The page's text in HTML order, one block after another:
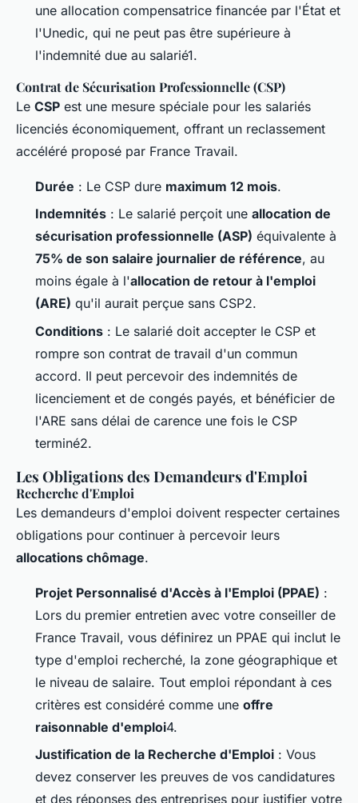
une allocation compensatrice financée par l'État et
l'Unedic, qui ne peut pas être supérieure à
l'indemnité due au salarié1.
Contrat de Sécurisation Professionnelle (CSP)
Le CSP est une mesure spéciale pour les salariés
licenciés économiquement, offrant un reclassement
accéléré proposé par France Travail.
Durée : Le CSP dure maximum 12 mois.
Indemnités : Le salarié perçoit une allocation de
sécurisation professionnelle (ASP) équivalente à
75% de son salaire journalier de référence, au
moins égale à l'allocation de retour à l'emploi
(ARE) qu'il aurait perçue sans CSP2.
Conditions : Le salarié doit accepter le CSP et
rompre son contrat de travail d'un commun
accord. Il peut percevoir des indemnités de
licenciement et de congés payés, et bénéficier de
l'ARE sans délai de carence une fois le CSP
terminé2.
Les Obligations des Demandeurs d'Emploi
Recherche d'Emploi
Les demandeurs d'emploi doivent respecter certaines
obligations pour continuer à percevoir leurs
allocations chômage.
Projet Personnalisé d'Accès à l'Emploi (PPAE) :
Lors du premier entretien avec votre conseiller de
France Travail, vous définirez un PPAE qui inclut le
type d'emploi recherché, la zone géographique et
le niveau de salaire. Tout emploi répondant à ces
critères est considéré comme une offre
raisonnable d'emploi4.
Justification de la Recherche d'Emploi : Vous
devez conserver les preuves de vos candidatures
et des réponses des entreprises pour justifier votre